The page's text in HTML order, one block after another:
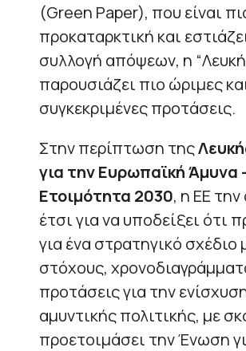
(Green Paper), που είναι
προκαταρκτική και
συλλογή απόψεων, η “Λευκή
παρουσιάζει πιο ώριμες
συγκεκριμένες προτάσεις.
Στην περίπτωση της
για την Ευρωπαϊκή Άμυνα
Ετοιμότητα 2030, η ΕΕ
έτσι για να υποδείξει ότι
για ένα στρατηγικό σχέδιο
στόχους,
προτάσεις για την
αμυντικής πολιτικής, με
προετοιμάσει την Ένωση